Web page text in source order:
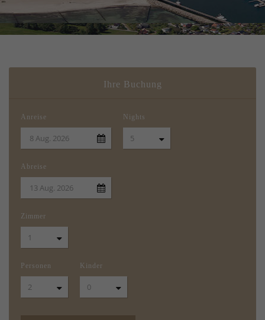
Ihre Buchung
Anreise Nights
Abreise
Zimmer
Personen Kinder